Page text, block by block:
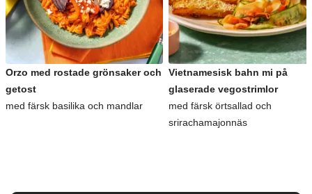
Orzo med rostade grönsaker och
getost
med färsk basilika och mandlar
Vietnamesisk bahn mi på
glaserade vegostrimlor
med färsk örtsallad och
srirachamajonnäs